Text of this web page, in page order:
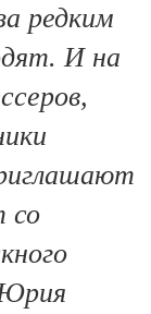
редким
И на
со